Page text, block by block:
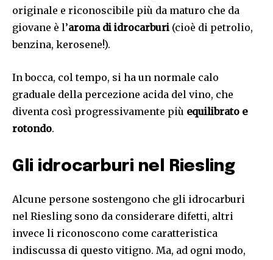
originale e riconoscibile più da maturo che da
giovane è l’aroma di idrocarburi (cioè di petrolio,
benzina, kerosene!).
In bocca, col tempo, si ha un normale calo
graduale della percezione acida del vino, che
diventa così progressivamente più equilibrato e
rotondo.
Gli idrocarburi nel Riesling
Alcune persone sostengono che gli idrocarburi
nel Riesling sono da considerare difetti, altri
invece li riconoscono come caratteristica
indiscussa di questo vitigno. Ma, ad ogni modo,